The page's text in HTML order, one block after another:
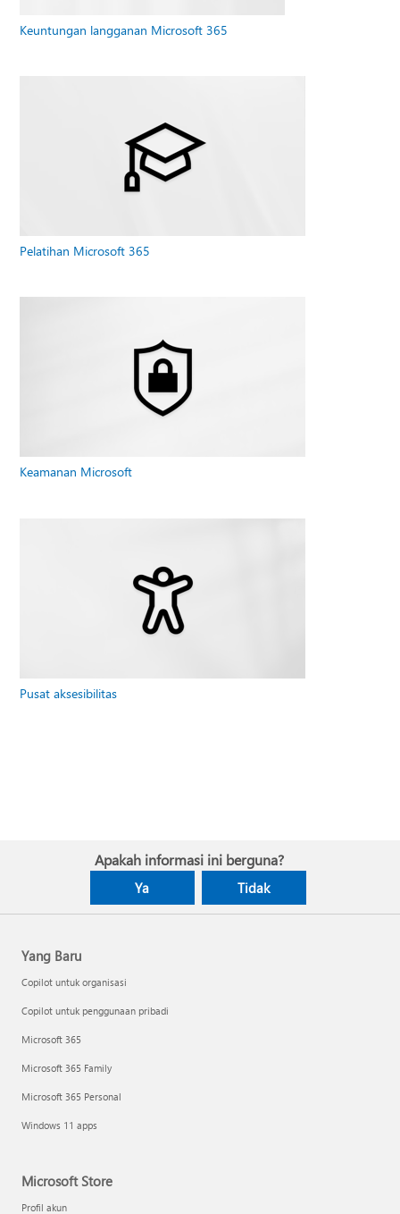
Keuntungan langganan Microsoft 365
Pelatihan Microsoft 365
Keamanan Microsoft
Pusat aksesibilitas
Apakah informasi ini berguna?
Ya Tidak
Yang Baru
Copilot untuk organisasi
Copilot untuk penggunaan pribadi
Microsoft 365
Microsoft 365 Family
Microsoft 365 Personal
Windows 11 apps
Microsoft Store
Profil akun